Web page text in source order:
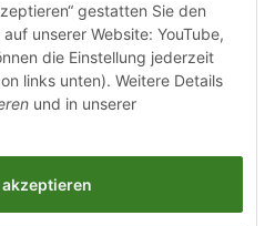
gestatten Sie den
unserer Website: YouTube,
die Einstellung jederzeit
links unten). Weitere Details
und in unserer